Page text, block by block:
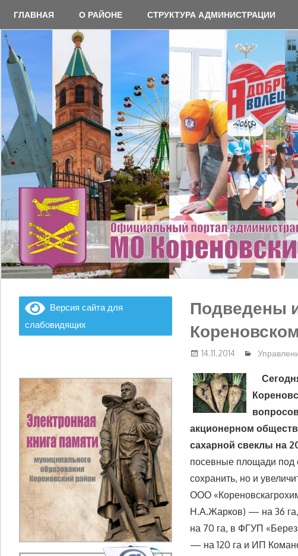
содержимому
ГЛАВНАЯ О РАЙОНЕ СТРУКТУРА АДМИНИСТРАЦИИ
Подведены
14.11.2014
акционерном
сахарной свеклы на
посевные площади под
сохранить, но и
ООО
Н.А.Жарков) — на 36
на 70 га, в ФГУП
— на 120 га и ИП
Версия сайта для
слабовидящих